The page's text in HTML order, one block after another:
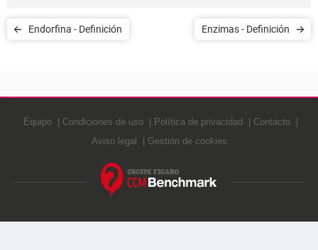
Endorfina - Definición Enzimas - Definición
Equipo Condiciones de uso Política de privacidad
Contacto
Aviso legal
Gestión de cookies